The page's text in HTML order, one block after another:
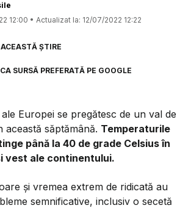
12:00 • Actualizat la: 12/07/2022 12:22
ȘTIRE
SURSĂ PREFERATĂ PE GOOGLE
Europei se pregătesc de un val de
această săptămână. Temperaturile
până la 40 de grade Celsius în
vest ale continentului.
și vremea extrem de ridicată au
semnificative, inclusiv o secetă